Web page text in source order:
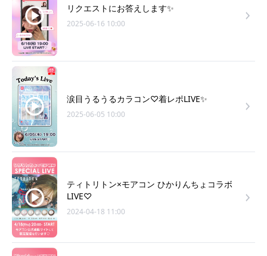
リクエストにお答えします✨
2025-06-16 10:00
涙目うるうるカラコン♡着レポLIVE✨
2025-06-05 10:00
ティトリトン×モアコン ひかりんちょコラボ
LIVE♡
2024-04-18 11:00